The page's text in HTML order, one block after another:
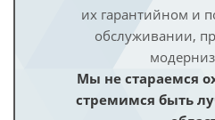
их гарантийном и
обслуживании,
Мы не стараемся
стремимся быть